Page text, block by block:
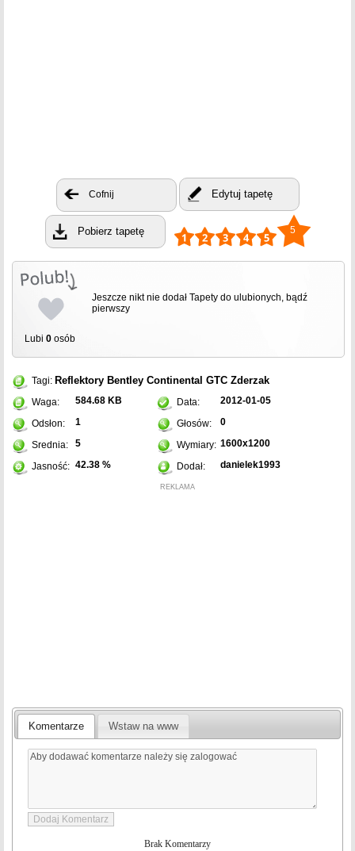
Cofnij Edytuj tapetę
Pobierz tapetę 5
Lubi 0 osób
Jeszcze nikt nie dodał Tapety do ulubionych, bądź
pierwszy
Tagi: Reflektory Bentley Continental GTC Zderzak
Waga: 584.68 KB Data: 2012-01-05
Odsłon: 1 Głosów: 0
Srednia: 5 Wymiary: 1600x1200
Jasność: 42.38 % Dodał: danielek1993
REKLAMA
Komentarze Wstaw na www
Brak Komentarzy